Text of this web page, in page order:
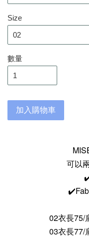
Size
數量
加入購物車
可以
02衣長75/
03衣長77/